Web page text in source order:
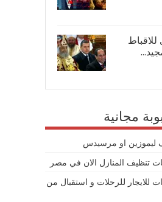
مجانية
ليموزين او مرسيدس
تنظيف المنازل الان في مصر
للايجار للرحلات و استقبال من